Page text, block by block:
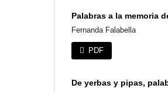
Palabras a la memoria
Fernanda Falabella
PDF
De yerbas y pipas,